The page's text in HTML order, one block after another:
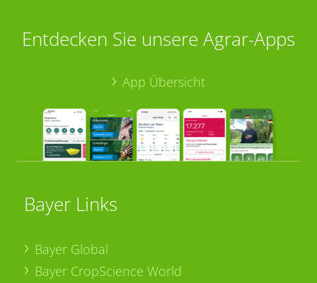
Entdecken Sie unsere Agrar-Apps
App Übersicht
Bayer Links
Bayer Global
Bayer CropScience World